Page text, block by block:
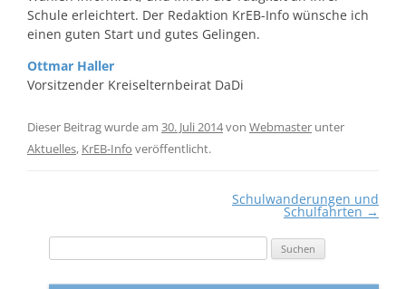
Schule erleichtert. Der Redaktion KrEB-Info wünsche ich
einen guten Start und gutes Gelingen.
Ottmar Haller
Vorsitzender Kreiselternbeirat DaDi
Dieser Beitrag wurde am 30. Juli 2014von Webmaster unter
Aktuelles, KrEB-Info veröffentlicht.
Schulwanderungen und
Schulfahrten →